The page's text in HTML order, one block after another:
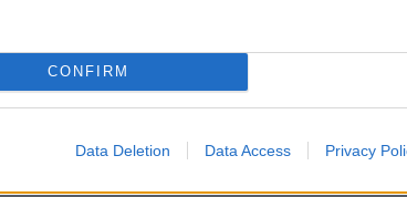
CONFIRM
Data Deletion Data Access Privacy